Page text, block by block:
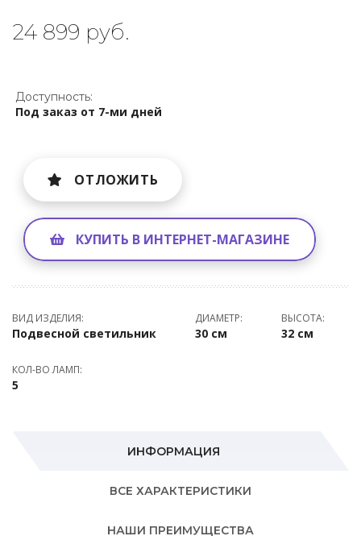
24 899 руб.
Доступность:
Под заказ от 7-ми дней
ОТЛОЖИТЬ
КУПИТЬ В ИНТЕРНЕТ-МАГАЗИНЕ
ВИД ИЗДЕЛИЯ:
Подвесной светильник
ДИАМЕТР:
30 см
ВЫСОТА:
32 см
КОЛ-ВО ЛАМП:
5
ИНФОРМАЦИЯ
ВСЕ ХАРАКТЕРИСТИКИ
НАШИ ПРЕИМУЩЕСТВА